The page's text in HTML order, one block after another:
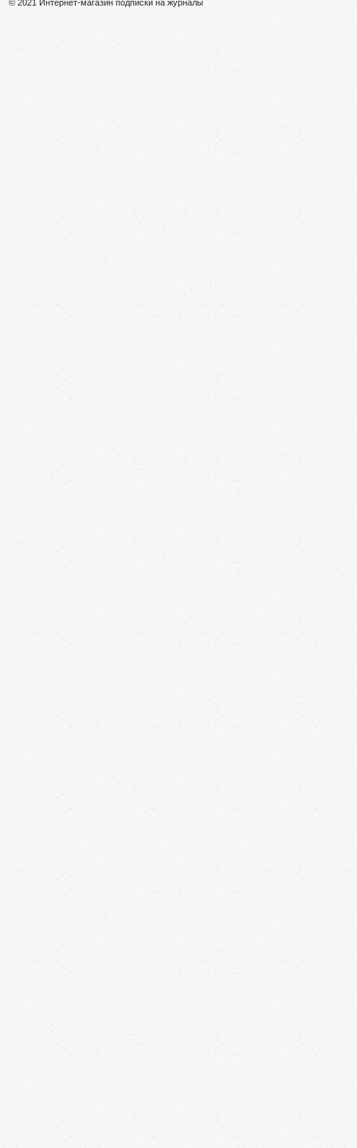
© 2021 Интернет-магазин подписки на журналы